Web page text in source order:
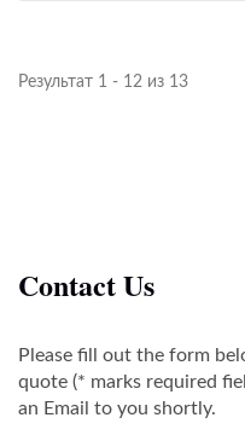
Результат 1 - 12 из 13